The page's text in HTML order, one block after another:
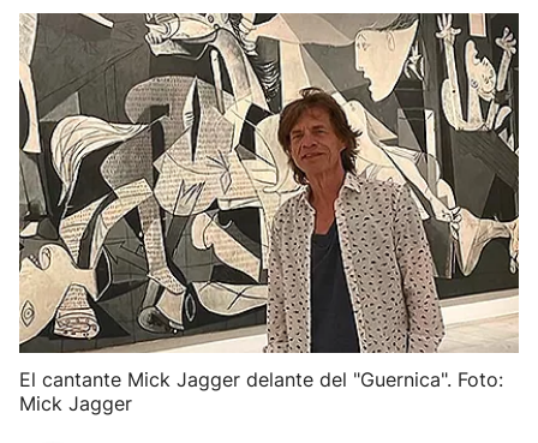
El cantante Mick Jagger delante del "Guernica". Foto:
Mick Jagger